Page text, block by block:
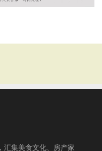
汇集美食文化、房产家